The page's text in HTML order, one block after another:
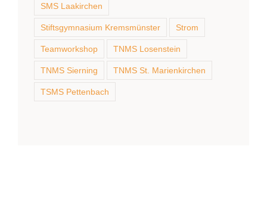
SMS Laakirchen
Stiftsgymnasium Kremsmünster Strom
Teamworkshop TNMS Losenstein
TNMS Sierning TNMS St. Marienkirchen
TSMS Pettenbach